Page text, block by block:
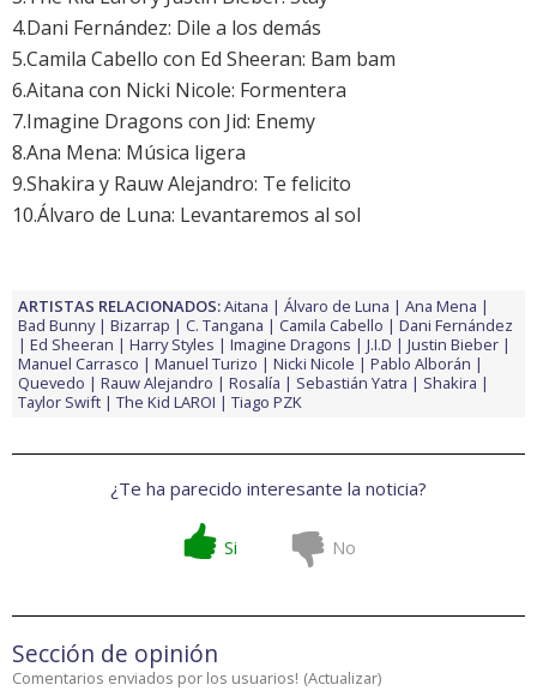
4.Dani Fernández: Dile a los demás
5.Camila Cabello con Ed Sheeran: Bam bam
6.Aitana con Nicki Nicole: Formentera
7.Imagine Dragons con Jid: Enemy
8.Ana Mena: Música ligera
9.Shakira y Rauw Alejandro: Te felicito
10.Álvaro de Luna: Levantaremos al sol
ARTISTAS RELACIONADOS:Aitana Álvaro de Luna
Ana Mena
Bad Bunny
Bizarrap C. Tangana Camila Cabello
Dani Fernández
Ed Sheeran
Harry Styles Imagine Dragons J.I.D
Justin Bieber
Manuel Carrasco
Manuel Turizo Nicki Nicole
Pablo Alborán
Quevedo
Rauw Alejandro Rosalía Sebastián Yatra
Shakira
Taylor Swift
The Kid LAROI Tiago PZK
¿Te ha parecido interesante la noticia?
Si No
Sección de opinión
Comentarios enviados por los usuarios! (Actualizar)